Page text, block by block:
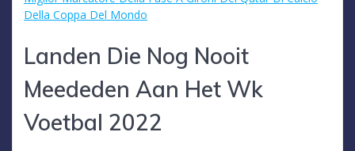
Della Coppa Del Mondo
Landen Die Nog Nooit
Meededen Aan Het Wk
Voetbal 2022